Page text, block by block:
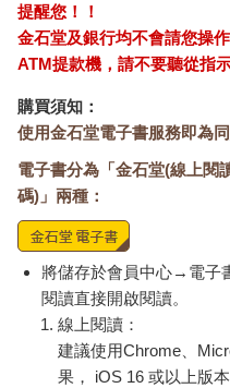
提醒您！！
金石堂及銀行均不會請您操
ATM提款機，請不要聽從指
購買須知：
使用金石堂電子書服務即為
電子書分為「金石堂(線上閱
碼)」兩種：
將儲存於會員中心→電子
閱讀直接開啟閱讀。
線上閱讀：
建議使用Chrome、
果， iOS 16 或以上版